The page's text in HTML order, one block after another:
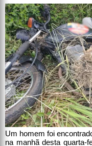
Um homem foi
na manhã desta quarta-